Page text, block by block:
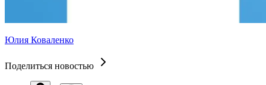
Юлия Коваленко
Поделиться новостью